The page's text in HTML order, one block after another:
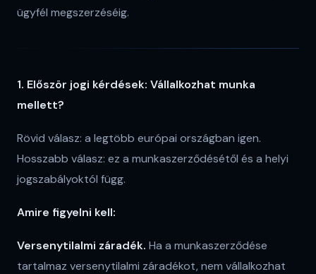
ügyfél megszerzéséig.
1. Először jogi kérdések: Vállalkozhat munka
mellett?
Rövid válasz: a legtöbb európai országban igen.
Hosszabb válasz: ez a munkaszerződésétől és a helyi
jogszabályoktól függ.
Amire figyelni kell:
Versenytilalmi záradék. Ha a munkaszerződése
tartalmaz versenytilalmi záradékot, nem vállalkozhat